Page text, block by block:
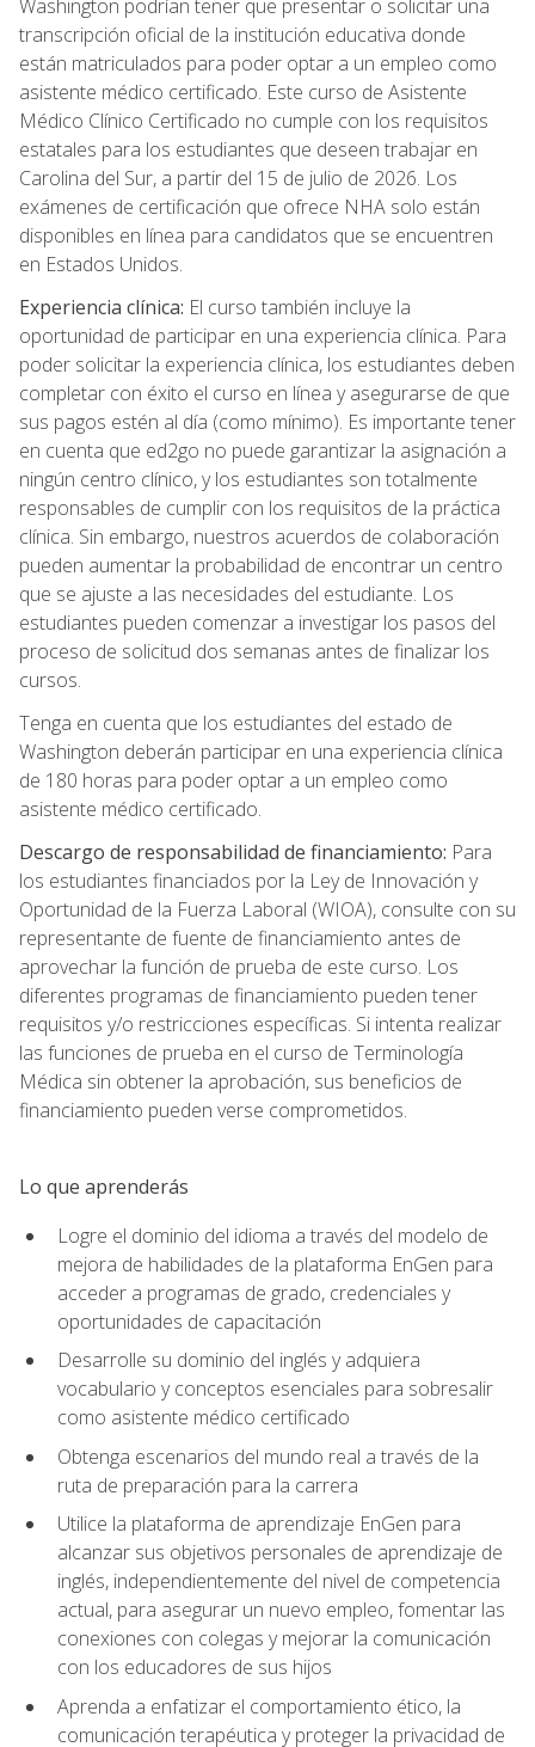
Washington podrían tener que presentar o solicitar una
transcripción oficial de la institución educativa donde
están matriculados para poder optar a un empleo como
asistente médico certificado. Este curso de Asistente
Médico Clínico Certificado no cumple con los requisitos
estatales para los estudiantes que deseen trabajar en
Carolina del Sur, a partir del 15 de julio de 2026. Los
exámenes de certificación que ofrece NHA solo están
disponibles en línea para candidatos que se encuentren
en Estados Unidos.
Experiencia clínica: El curso también incluye la
oportunidad de participar en una experiencia clínica. Para
poder solicitar la experiencia clínica, los estudiantes deben
completar con éxito el curso en línea y asegurarse de que
sus pagos estén al día (como mínimo). Es importante tener
en cuenta que ed2go no puede garantizar la asignación a
ningún centro clínico, y los estudiantes son totalmente
responsables de cumplir con los requisitos de la práctica
clínica. Sin embargo, nuestros acuerdos de colaboración
pueden aumentar la probabilidad de encontrar un centro
que se ajuste a las necesidades del estudiante. Los
estudiantes pueden comenzar a investigar los pasos del
proceso de solicitud dos semanas antes de finalizar los
cursos.
Tenga en cuenta que los estudiantes del estado de
Washington deberán participar en una experiencia clínica
de 180 horas para poder optar a un empleo como
asistente médico certificado.
Descargo de responsabilidad de financiamiento: Para
los estudiantes financiados por la Ley de Innovación y
Oportunidad de la Fuerza Laboral (WIOA), consulte con su
representante de fuente de financiamiento antes de
aprovechar la función de prueba de este curso. Los
diferentes programas de financiamiento pueden tener
requisitos y/o restricciones específicas. Si intenta realizar
las funciones de prueba en el curso de Terminología
Médica sin obtener la aprobación, sus beneficios de
financiamiento pueden verse comprometidos.
Lo que aprenderás
Logre el dominio del idioma a través del modelo de
mejora de habilidades de la plataforma EnGen para
acceder a programas de grado, credenciales y
oportunidades de capacitación
Desarrolle su dominio del inglés y adquiera
vocabulario y conceptos esenciales para sobresalir
como asistente médico certificado
Obtenga escenarios del mundo real a través de la
ruta de preparación para la carrera
Utilice la plataforma de aprendizaje EnGen para
alcanzar sus objetivos personales de aprendizaje de
inglés, independientemente del nivel de competencia
actual, para asegurar un nuevo empleo, fomentar las
conexiones con colegas y mejorar la comunicación
con los educadores de sus hijos
Aprenda a enfatizar el comportamiento ético, la
comunicación terapéutica y proteger la privacidad de